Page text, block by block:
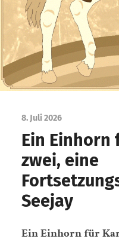
8. Juli 2026
Ein Einhorn
zwei, eine
Seejay
Ein Einhorn für